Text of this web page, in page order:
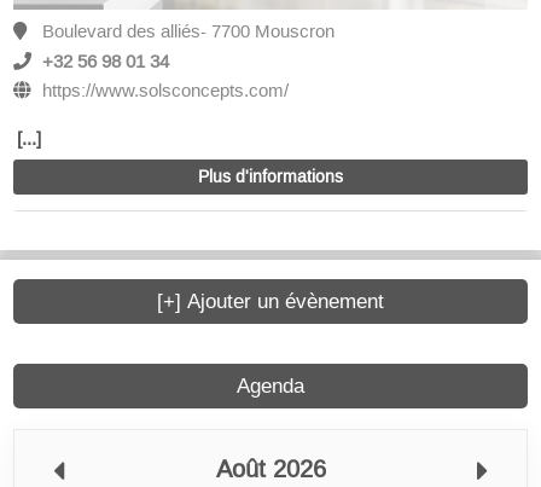
Boulevard des alliés- 7700 Mouscron
+32 56 98 01 34
https://www.solsconcepts.com/
[...]
Plus d'informations
Agenda
Août 2026
[+] Ajouter un évènement